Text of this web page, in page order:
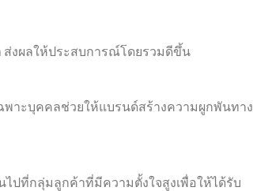
ส่งผลให้ประสบการณ์โดยรวมดีขึ้น
พาะบุคคลช่วยให้แบรนด์สร้างความผูกพันทาง
ไปที่กลุ่มลูกค้าที่มีความตั้งใจสูงเพื่อให้ได้รับ